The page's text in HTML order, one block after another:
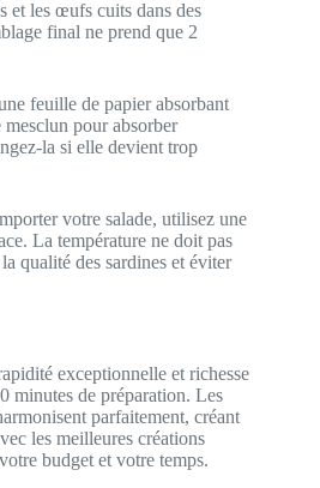
et les œufs cuits dans des
final ne prend que 2
feuille de papier absorbant
pour absorber
la si elle devient trop
votre salade, utilisez une
La température ne doit pas
qualité des sardines et éviter
exceptionnelle et richesse
minutes de préparation. Les
parfaitement, créant
les meilleures créations
budget et votre temps.